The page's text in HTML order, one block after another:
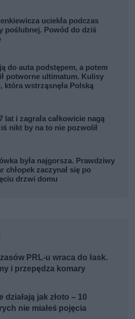
uciekła podczas
poślubnej. Powód do dziś
do auta podstępem, a potem
potworne ultimatum. Kulisy
która wstrząsnęła Polską
lat i zagrała całkowicie nagą
nikt by na to nie pozwolił
była najgorsza. Prawdziwy
chłopek zaczynał się po
drzwi domu
PRL-u wraca do łask.
i przepędza komary
jak złoto – 10
nie miałeś pojęcia